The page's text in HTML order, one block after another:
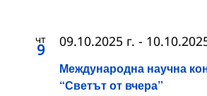
чт
9
Международна научна
“Светът от вчера”
09.10.2025 г. -